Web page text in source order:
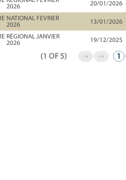
2026
20/01/2026
NATIONAL FEVRIER
2026
13/01/2026
RÉGIONAL JANVIER
2026
19/12/2025
(1 OF 5) 1